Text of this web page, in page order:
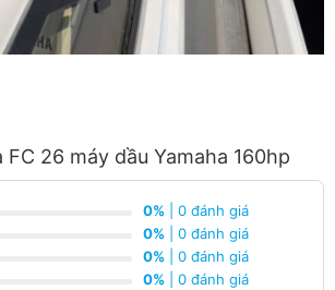
FC 26 máy dầu Yamaha 160hp
0% | 0 đánh giá
0% | 0 đánh giá
0% | 0 đánh giá
0% | 0 đánh giá